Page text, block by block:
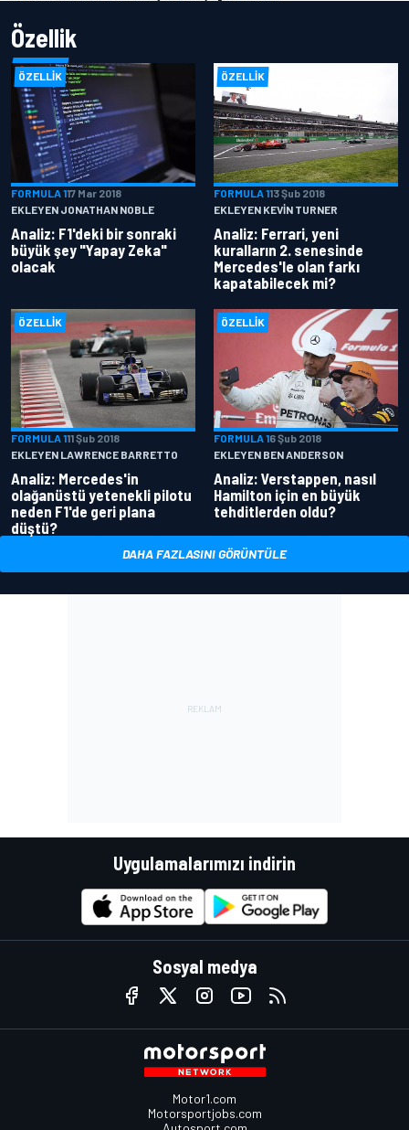
Özellik
ÖZELLIK
FORMULA 117 Mar 2018
EKLEYEN JONATHAN NOBLE
Analiz: F1'deki bir sonraki
büyük şey "Yapay Zeka"
olacak
ÖZELLIK
FORMULA 113 Şub 2018
EKLEYEN KEVIN TURNER
Analiz: Ferrari, yeni
kuralların 2. senesinde
Mercedes'le olan farkı
kapatabilecek mi?
ÖZELLIK
FORMULA 111 Şub 2018
EKLEYEN LAWRENCE BARRETTO
Analiz: Mercedes'in
olağanüstü yetenekli pilotu
neden F1'de geri plana
düştü?
ÖZELLIK
FORMULA 16 Şub 2018
EKLEYEN BEN ANDERSON
Analiz: Verstappen, nasıl
Hamilton için en büyük
tehditlerden oldu?
DAHA FAZLASINI GÖRÜNTÜLE
Uygulamalarımızı indirin
Sosyal medya
Motor1.com
Motorsportjobs.com